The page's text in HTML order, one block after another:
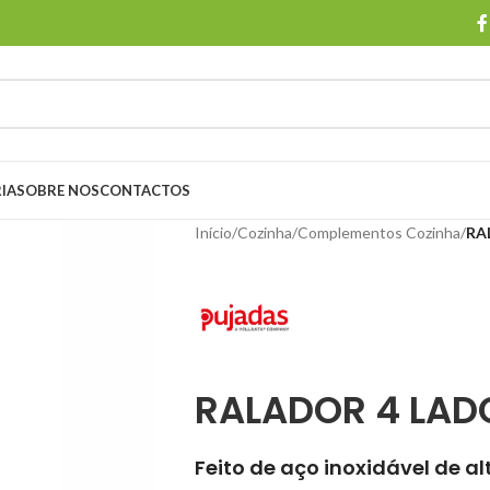
SOBRE NOSCONTACTOS
Início/Cozinha/Complementos Cozinha/
RALADOR 4
Feito de aço inoxidável de